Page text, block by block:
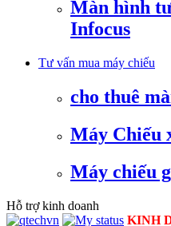
Màn hình
Infocus
Tư vấn mua máy chiếu
cho thuê
Máy Chiếu
Máy chiếu
Hỗ trợ kinh doanh
KINH